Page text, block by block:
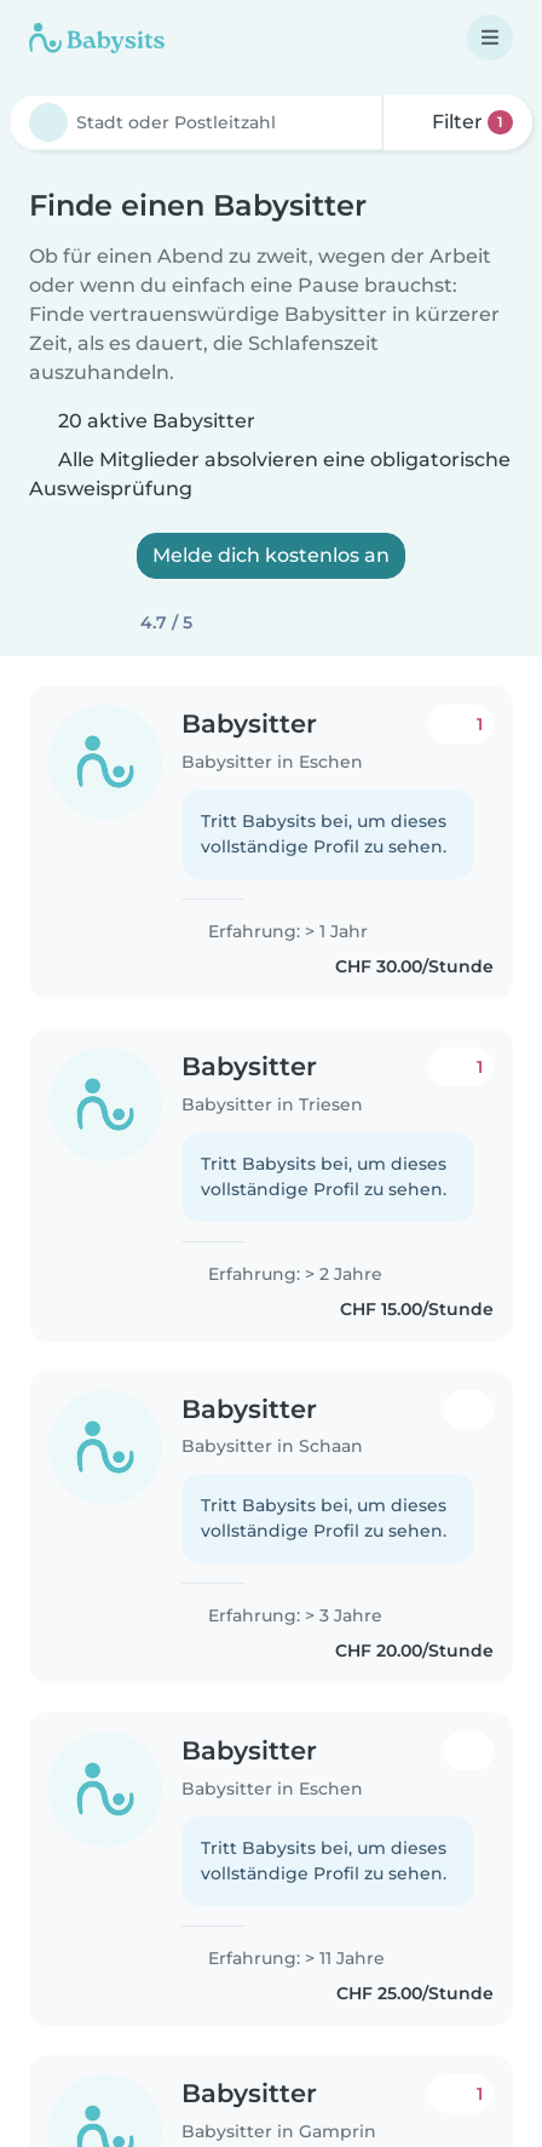
Filter 1
Finde einen Babysitter
Ob für einen Abend zu zweit, wegen der Arbeit
oder wenn du einfach eine Pause brauchst:
Finde vertrauenswürdige Babysitter in kürzerer
Zeit, als es dauert, die Schlafenszeit
auszuhandeln.
20 aktive Babysitter
Alle Mitglieder absolvieren eine obligatorische
Ausweisprüfung
Melde dich kostenlos an
4.7 / 5
Babysitter
Babysitter in Eschen
1
Tritt Babysits bei, um dieses
vollständige Profil zu sehen.
Erfahrung: > 1 Jahr
CHF 30.00/Stunde
Babysitter
Babysitter in Triesen
1
Tritt Babysits bei, um dieses
vollständige Profil zu sehen.
Erfahrung: > 2 Jahre
CHF 15.00/Stunde
Babysitter
Babysitter in Schaan
Tritt Babysits bei, um dieses
vollständige Profil zu sehen.
Erfahrung: > 3 Jahre
CHF 20.00/Stunde
Babysitter
Babysitter in Eschen
Tritt Babysits bei, um dieses
vollständige Profil zu sehen.
Erfahrung: > 11 Jahre
CHF 25.00/Stunde
Babysitter
Babysitter in Gamprin
1